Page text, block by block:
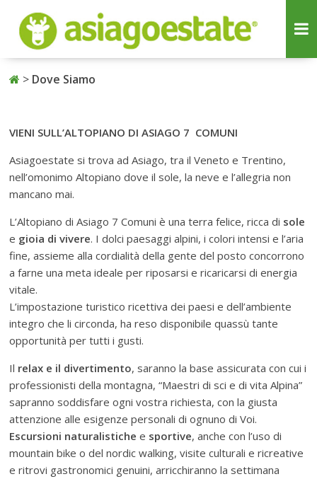
> Dove Siamo
VIENI SULL’ALTOPIANO DI ASIAGO 7 COMUNI
Asiagoestate si trova ad Asiago, tra il Veneto e Trentino,
nell’omonimo Altopiano dove il sole, la neve e l’allegria non
mancano mai.
L’Altopiano di Asiago 7 Comuni è una terra felice, ricca di sole
e gioia di vivere. I dolci paesaggi alpini, i colori intensi e l’aria
fine, assieme alla cordialità della gente del posto concorrono
a farne una meta ideale per riposarsi e ricaricarsi di energia
vitale.
L’impostazione turistico ricettiva dei paesi e dell’ambiente
integro che li circonda, ha reso disponibile quassù tante
opportunità per tutti i gusti.
Il relax e il divertimento, saranno la base assicurata con cui i
professionisti della montagna, “Maestri di sci e di vita Alpina”
sapranno soddisfare ogni vostra richiesta, con la giusta
attenzione alle esigenze personali di ognuno di Voi.
Escursioni naturalistiche e sportive, anche con l’uso di
mountain bike o del nordic walking, visite culturali e ricreative
e ritrovi gastronomici genuini, arricchiranno la settimana